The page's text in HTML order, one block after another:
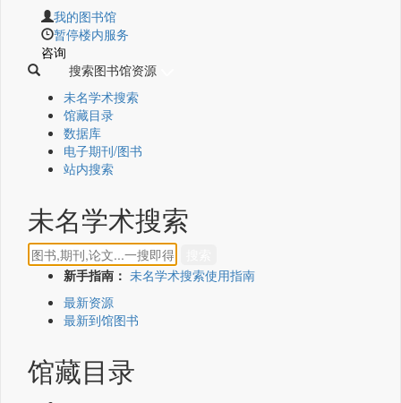
我的图书馆
暂停楼内服务
咨询
搜索图书馆资源
未名学术搜索
馆藏目录
数据库
电子期刊/图书
站内搜索
未名学术搜索
新手指南： 未名学术搜索使用指南
最新资源
最新到馆图书
馆藏目录